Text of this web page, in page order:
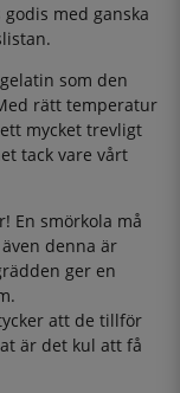
med ganska
som den
rätt temperatur
mycket trevligt
tack vare vårt
En smörkola må
denna är
ger en
att de tillför
är det kul att få